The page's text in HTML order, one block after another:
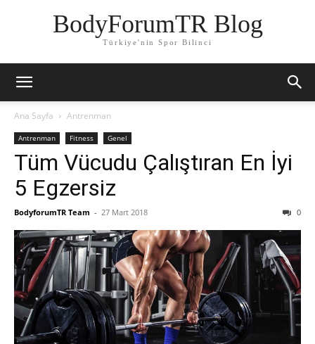
BodyForumTR Blog
Türkiye'nin Spor Bilinci
Ana Sayfa Antrenman
Antrenman Fitness Genel
Tüm Vücudu Çalıştıran En İyi
5 Egzersiz
BodyforumTR Team - 27 Mart 2018 0